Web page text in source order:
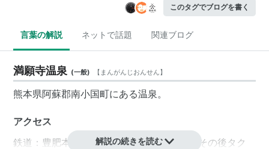
このタグでブログを書く
言葉の解説 ネットで話題 関連ブログ
満願寺温泉 (一般) 【 まんがんじおんせん】
熊本県阿蘇郡南小国町にある温泉。
アクセス
鉄道：豊肥本線阿蘇駅よりバスで約50分。その後タク
解説の続きを読む